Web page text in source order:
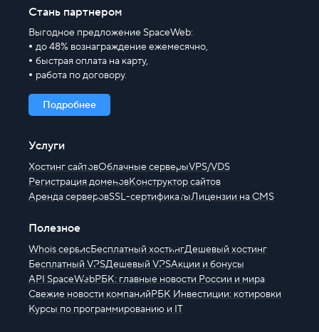
Стань партнером
Выгодное предложение SpaceWeb:
до 48% вознаграждение ежемесячно,
быстрая оплата на карту,
работа по договору.
Подробнее
Услуги
Хостинг сайтовОблачные серверыVPS/VDS
Регистрация доменовКонструктор сайтов
Аренда серверовSSL-сертификатыЛицензии на CMS
Полезное
Whois сервисБесплатный хостингДешевый хостинг
Бесплатный VPSДешевый VPSАкции и бонусы
API SpaceWebРБК: главные новости России и мира
Свежие новости компанийРБК Инвестиции: котировки
Курсы по программированию и IT